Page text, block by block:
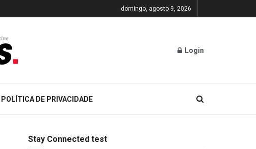
domingo, agosto 9, 2026
Login
POLÍTICA DE PRIVACIDADE
Stay Connected test